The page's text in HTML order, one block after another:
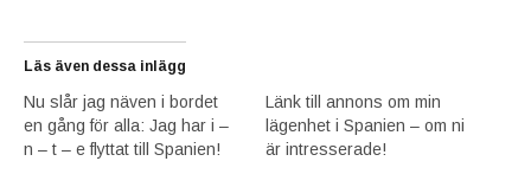
Läs även dessa inlägg
Nu slår jag näven i bordet
en gång för alla: Jag har i –
n – t – e flyttat till Spanien!
Länk till annons om min
lägenhet i Spanien – om ni
är intresserade!